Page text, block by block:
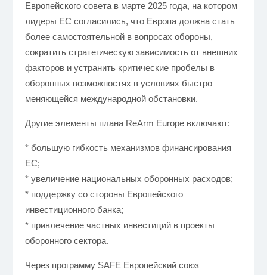
Европейского совета в марте 2025 года, на котором
лидеры ЕС согласились, что Европа должна стать
более самостоятельной в вопросах обороны,
сократить стратегическую зависимость от внешних
факторов и устранить критические пробелы в
оборонных возможностях в условиях быстро
меняющейся международной обстановки.
Другие элементы плана ReArm Europe включают:
* большую гибкость механизмов финансирования
ЕС;
* увеличение национальных оборонных расходов;
* поддержку со стороны Европейского
инвестиционного банка;
* привлечение частных инвестиций в проекты
оборонного сектора.
Через программу SAFE Европейский союз